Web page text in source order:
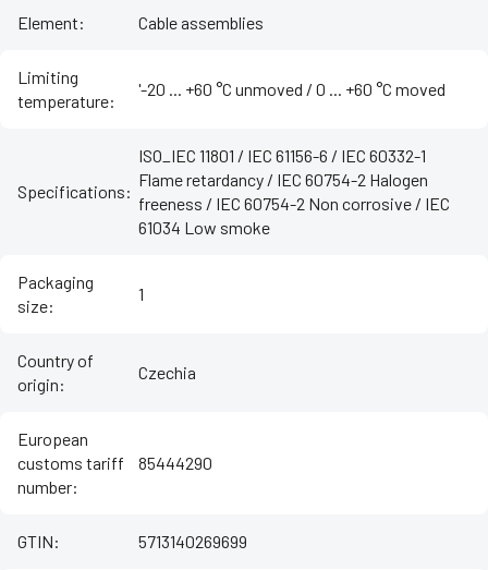
Element: Cable assemblies
Limiting
temperature:
'-20 ... +60 °C unmoved / ‌0 ... +60 °C moved
Specifications:
ISO_IEC 11801 / IEC 61156-6 / IEC 60332-1
Flame retardancy / IEC 60754-2 Halogen
freeness / IEC 60754-2 Non corrosive / IEC
61034 Low smoke
Packaging
size:
1
Country of
origin:
Czechia
European
customs tariff
number:
85444290
GTIN: 5713140269699